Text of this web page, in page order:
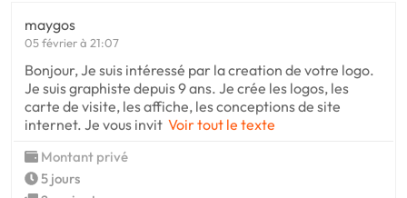
maygos
05 février à 21:07
Bonjour, Je suis intéressé par la creation de votre logo.
Je suis graphiste depuis 9 ans. Je crée les logos, les
carte de visite, les affiche, les conceptions de site
internet. Je vous invit Voir tout le texte
Montant privé
5 jours